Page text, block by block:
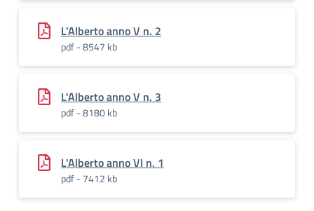
L'Alberto anno V n. 2
pdf - 8547 kb
L'Alberto anno V n. 3
pdf - 8180 kb
L'Alberto anno VI n. 1
pdf - 7412 kb